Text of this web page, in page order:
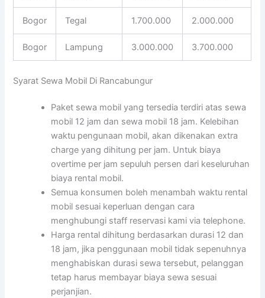
Bogor Tegal 1.700.000 2.000.000
Bogor Lampung 3.000.000 3.700.000
Syarat Sewa Mobil Di Rancabungur
Paket sewa mobil yang tersedia terdiri atas sewa
mobil 12 jam dan sewa mobil 18 jam. Kelebihan
waktu pengunaan mobil, akan dikenakan extra
charge yang dihitung per jam. Untuk biaya
overtime per jam sepuluh persen dari keseluruhan
biaya rental mobil.
Semua konsumen boleh menambah waktu rental
mobil sesuai keperluan dengan cara
menghubungi staff reservasi kami via telephone.
Harga rental dihitung berdasarkan durasi 12 dan
18 jam, jika penggunaan mobil tidak sepenuhnya
menghabiskan durasi sewa tersebut, pelanggan
tetap harus membayar biaya sewa sesuai
perjanjian.